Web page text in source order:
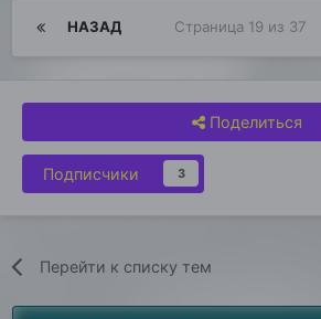
НАЗАД Страница 19 из 37
Поделиться
Подписчики 3
Перейти к списку тем